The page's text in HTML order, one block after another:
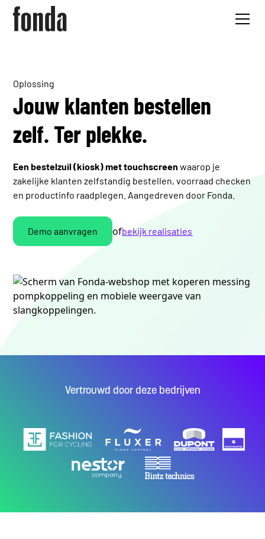
Oplossing
Jouw klanten bestellen
zelf. Ter plekke.
Een bestelzuil (kiosk) met touchscreen waarop je
zakelijke klanten zelfstandig bestellen, voorraad checken
en productinfo raadplegen. Aangedreven door Fonda.
Demo aanvragen ofbekijk realisaties
Vertrouwd door deze bedrijven